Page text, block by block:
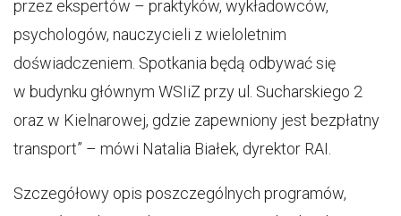
przez ekspertów – praktyków, wykładowców,
psychologów, nauczycieli z wieloletnim
doświadczeniem. Spotkania będą odbywać się
w budynku głównym WSIiZ przy ul. Sucharskiego 2
oraz w Kielnarowej, gdzie zapewniony jest bezpłatny
transport” – mówi Natalia Białek, dyrektor RAI.
Szczegółowy opis poszczególnych programów,